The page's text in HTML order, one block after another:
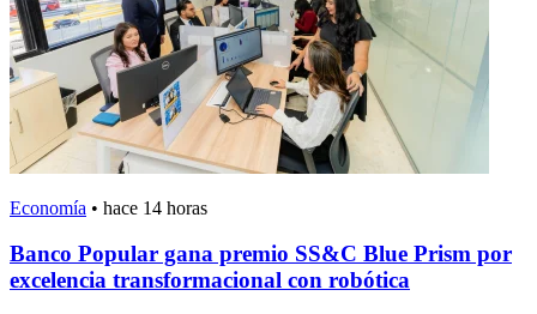
Economía • hace 14 horas
Banco Popular gana premio SS&C Blue Prism por
excelencia transformacional con robótica